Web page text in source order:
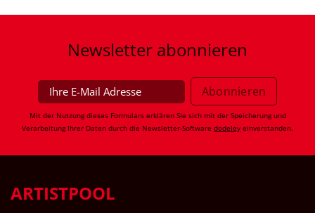
Newsletter abonnieren
Mit der Nutzung dieses Formulars erklären Sie sich mit der Speicherung und
Verarbeitung Ihrer Daten durch die Newsletter-Software dodeley einverstanden.
ARTISTPOOL